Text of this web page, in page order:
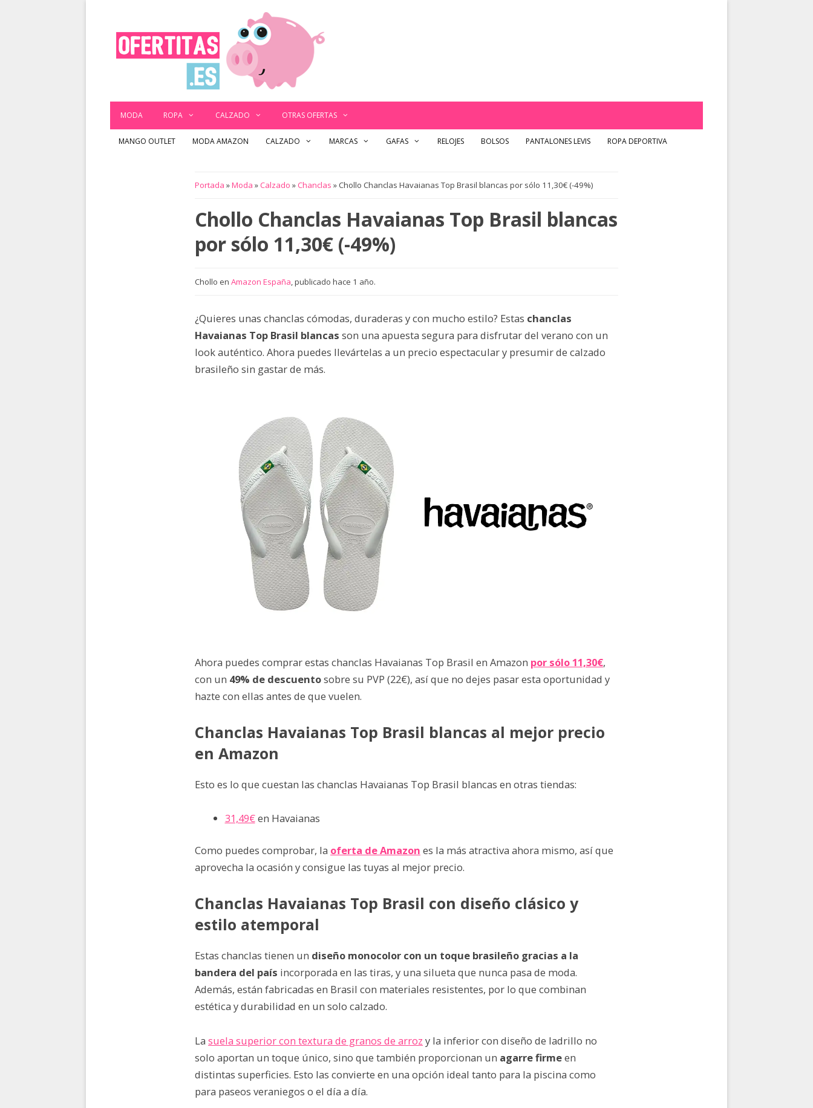
MODA ROPA CALZADO OTRAS OFERTAS
MANGO OUTLET MODA AMAZON CALZADO MARCAS GAFAS RELOJES BOLSOS PANTALONES LEVIS ROPA DEPORTIVA
Portada »Moda »Calzado »Chanclas » Chollo Chanclas Havaianas Top Brasil blancas por sólo 11,30€ (-49%)
Chollo Chanclas Havaianas Top Brasil blancas
por sólo 11,30€ (-49%)
Chollo en Amazon España, publicado hace 1 año.
¿Quieres unas chanclas cómodas, duraderas y con mucho estilo? Estas chanclas
Havaianas Top Brasil blancas son una apuesta segura para disfrutar del verano con un
look auténtico. Ahora puedes llevártelas a un precio espectacular y presumir de calzado
brasileño sin gastar de más.
Ahora puedes comprar estas chanclas Havaianas Top Brasil en Amazon por sólo 11,30€,
con un 49% de descuentosobre su PVP (22€), así que no dejes pasar esta oportunidad y
hazte con ellas antes de que vuelen.
Chanclas Havaianas Top Brasil blancas al mejor precio
en Amazon
Esto es lo que cuestan las chanclas Havaianas Top Brasil blancas en otras tiendas:
31,49€en Havaianas
Como puedes comprobar, la oferta de Amazon es la más atractiva ahora mismo, así que
aprovecha la ocasión y consigue las tuyas al mejor precio.
Chanclas Havaianas Top Brasil con diseño clásico y
estilo atemporal
Estas chanclas tienen un diseño monocolor con un toque brasileño gracias a la
bandera del país incorporada en las tiras, y una silueta que nunca pasa de moda.
Además, están fabricadas en Brasil con materiales resistentes, por lo que combinan
estética y durabilidad en un solo calzado.
La suela superior con textura de granos de arroz y la inferior con diseño de ladrillo no
solo aportan un toque único, sino que también proporcionan un agarre firmeen
distintas superficies. Esto las convierte en una opción ideal tanto para la piscina como
para paseos veraniegos o el día a día.